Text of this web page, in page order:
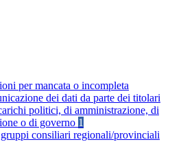
per mancata o incompleta
dei dati da parte dei titolari
politici, di amministrazione, di
o di governo 1
consiliari regionali/provinciali